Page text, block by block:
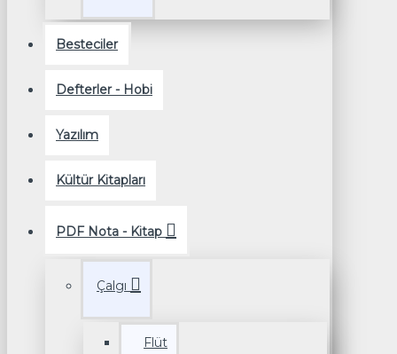
Besteciler
Defterler - Hobi
Yazılım
Kültür Kitapları
PDF Nota - Kitap
Çalgı
Flüt